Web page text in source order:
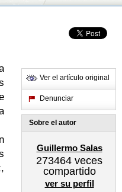
Ver el artículo original
Denunciar
Sobre el autor
Guillermo Salas
273464 veces
compartido
ver su perfil